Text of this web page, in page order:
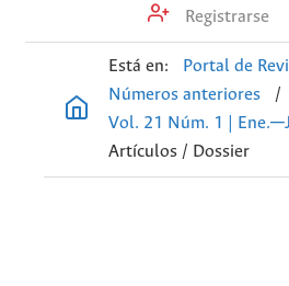
Registrarse
Está en: Portal de
Números anteriores
/
Vol. 21 Núm. 1 |
Artículos / Dossier